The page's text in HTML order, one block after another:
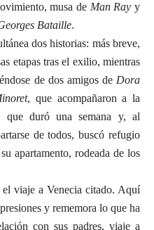
musa de Man Ray y
Bataille.
dos historias: más breve,
etapas tras el exilio, mientras
de dos amigos de Dora
, que acompañaron a la
duró una semana y, al
de todos, buscó refugio
apartamento, rodeada de los
viaje a Venecia citado. Aquí
y rememora lo que ha
con sus padres, viaje a